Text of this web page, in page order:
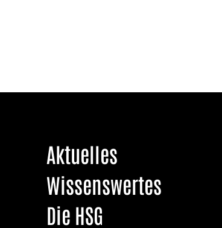
Aktuelles
Wissenswertes
Die HSG